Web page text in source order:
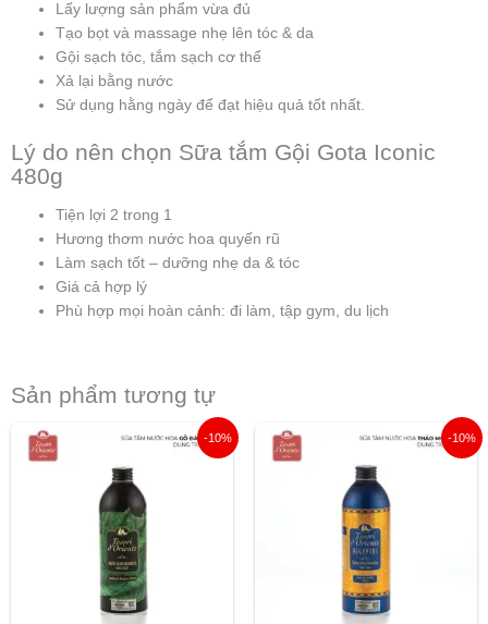
Lấy lượng sản phẩm vừa đủ
Tạo bọt và massage nhẹ lên tóc & da
Gội sạch tóc, tắm sạch cơ thể
Xả lại bằng nước
Sử dụng hằng ngày để đạt hiệu quả tốt nhất.
Lý do nên chọn Sữa tắm Gội Gota Iconic
480g
Tiện lợi 2 trong 1
Hương thơm nước hoa quyến rũ
Làm sạch tốt – dưỡng nhẹ da & tóc
Giá cả hợp lý
Phù hợp mọi hoàn cảnh: đi làm, tập gym, du lịch
Sản phẩm tương tự
-10%
315.000 ₫.
Giá
hiện
-10%
315.000 ₫.
Giá
hiện